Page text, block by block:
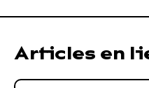
Articles en